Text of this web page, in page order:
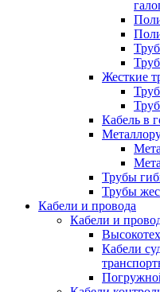
Жесткие
Кабель в
Трубы
Трубы
Кабели и провода
Кабели и
Кабели